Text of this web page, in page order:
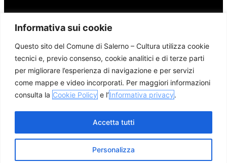
Informativa sui cookie
Questo sito del Comune di Salerno – Cultura utilizza cookie
tecnici e, previo consenso, cookie analitici e di terze parti
per migliorare l’esperienza di navigazione e per servizi
come mappe e video incorporati. Per maggiori informazioni
consulta la Cookie Policy e l’Informativa privacy.
Personalizza
Accetta tutti
Salerno
Personaggi
Enogastronomia
Mobilità a Salerno
Luoghi nei Dintorni
Link utili